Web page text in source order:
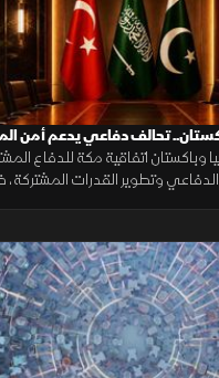
تحالف دفاعي يدعم أمن
وباكستان اتفاقية مكة للدفاع
وتطوير القدرات المشتركة،